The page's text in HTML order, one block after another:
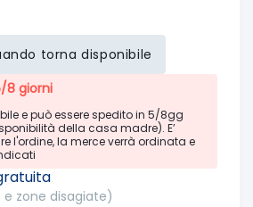
torna disponibile
8 giorni
e può essere spedito in 5/8gg
della casa madre). E’
l'ordine, la merce verrà ordinata e
e zone disagiate)